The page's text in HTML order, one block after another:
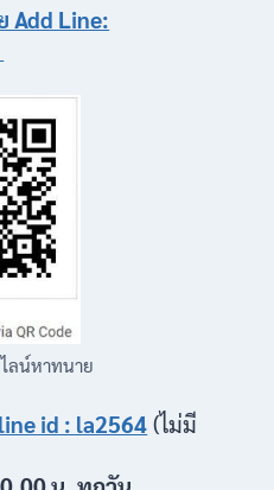
Add Line:
ไลน์หาทนาย
id : la2564 (ไม่มี